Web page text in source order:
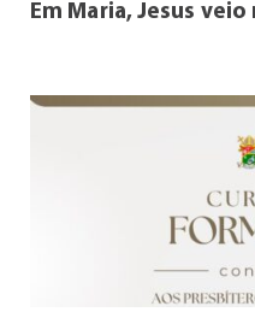
Em Maria, Jesus